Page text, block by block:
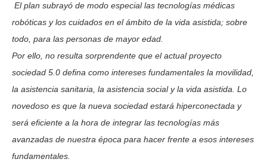
El plan subrayó de modo especial las tecnologías médicas
robóticas y los cuidados en el ámbito de la vida asistida; sobre
todo, para las personas de mayor edad.
Por ello, no resulta sorprendente que el actual proyecto
sociedad 5.0 defina como intereses fundamentales la movilidad,
la asistencia sanitaria, la asistencia social y la vida asistida. Lo
novedoso es que la nueva sociedad estará hiperconectada y
será eficiente a la hora de integrar las tecnologías más
avanzadas de nuestra época para hacer frente a esos intereses
fundamentales.